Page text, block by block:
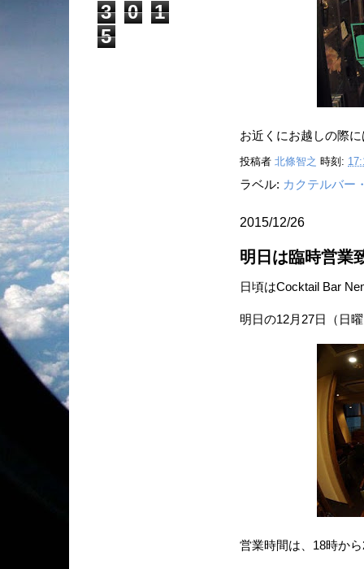
お近くにお越しの際
投稿者 北條智之 時刻:
ラベル: カクテルバー
2015/12/26
明日は臨時営業
日頃はCocktail Bar
明日の12月27日（日
営業時間は、18時か
3
0
1
5